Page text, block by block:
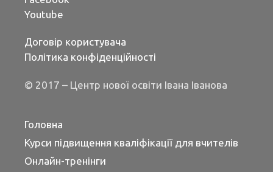
Youtube
Договір користувача
Політика конфіденційності
© 2017 – Центр нової освіти Івана Іванова
Головна
Курси підвищення кваліфікації для вчителів
Онлайн-тренінги